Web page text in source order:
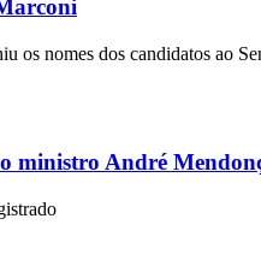
os nomes dos candidatos ao
André